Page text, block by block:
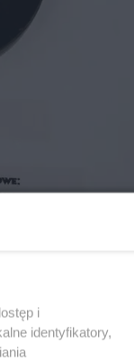
i
identyfikatory,